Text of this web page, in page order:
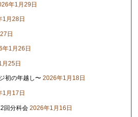
年1月29日
1月28日
日
年1月26日
25日
初の年越し〜 2026年1月18日
1月17日
回分科会 2026年1月16日